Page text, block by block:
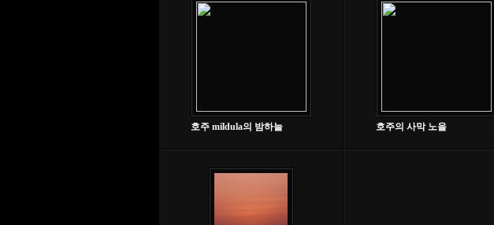
호주 mildula의 밤하늘 호주의 사막 노을